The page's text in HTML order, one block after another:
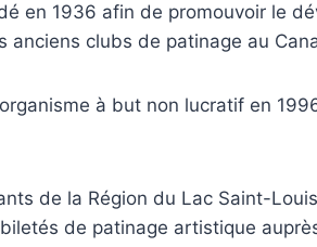
en 1936 afin de promouvoir le
anciens clubs de patinage au
à but non lucratif en
de la Région du Lac Saint-
de patinage artistique